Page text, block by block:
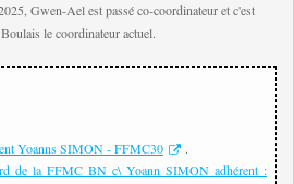
Gwen-Ael est passé co-coordinateur et c'est
le coordinateur actuel.
Yoanns SIMON - FFMC30
.
de la FFMC BN c\ Yoann SIMON adhérent :